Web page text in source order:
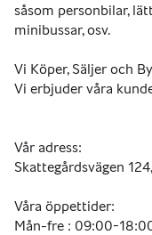
såsom personbilar,
minibussar, osv.
Vi Köper, Säljer och
Vi erbjuder våra
Vår adress:
Skattegårdsvägen
Våra öppettider:
Mån-fre : 09:00-